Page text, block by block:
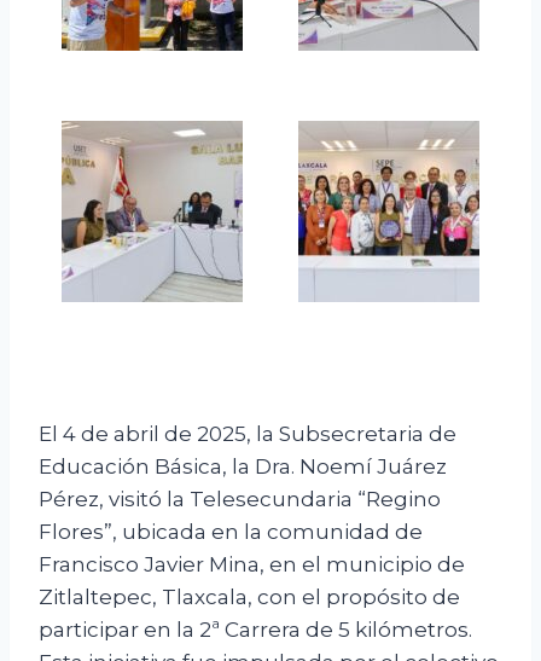
El 4 de abril de 2025, la Subsecretaria de
Educación Básica, la Dra. Noemí Juárez
Pérez, visitó la Telesecundaria “Regino
Flores”, ubicada en la comunidad de
Francisco Javier Mina, en el municipio de
Zitlaltepec, Tlaxcala, con el propósito de
participar en la 2ª Carrera de 5 kilómetros.